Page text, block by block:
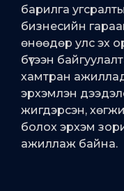
барилга
бизнесийн
өнөөдөр улс эх
бүтээн
хамтран
эрхэмлэн
жигдэрсэн,
болох эрхэм
ажиллаж байна.